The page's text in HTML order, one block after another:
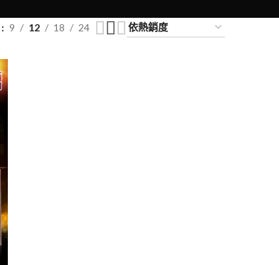
9 12 18 24